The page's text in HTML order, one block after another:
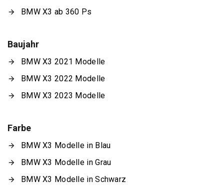
BMW X3 ab 360 Ps
Baujahr
BMW X3 2021 Modelle
BMW X3 2022 Modelle
BMW X3 2023 Modelle
Farbe
BMW X3 Modelle in Blau
BMW X3 Modelle in Grau
BMW X3 Modelle in Schwarz